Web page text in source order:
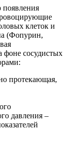
появления
клеток и
(Фопурин,
фоне сосудистых
протекающая,
давления –